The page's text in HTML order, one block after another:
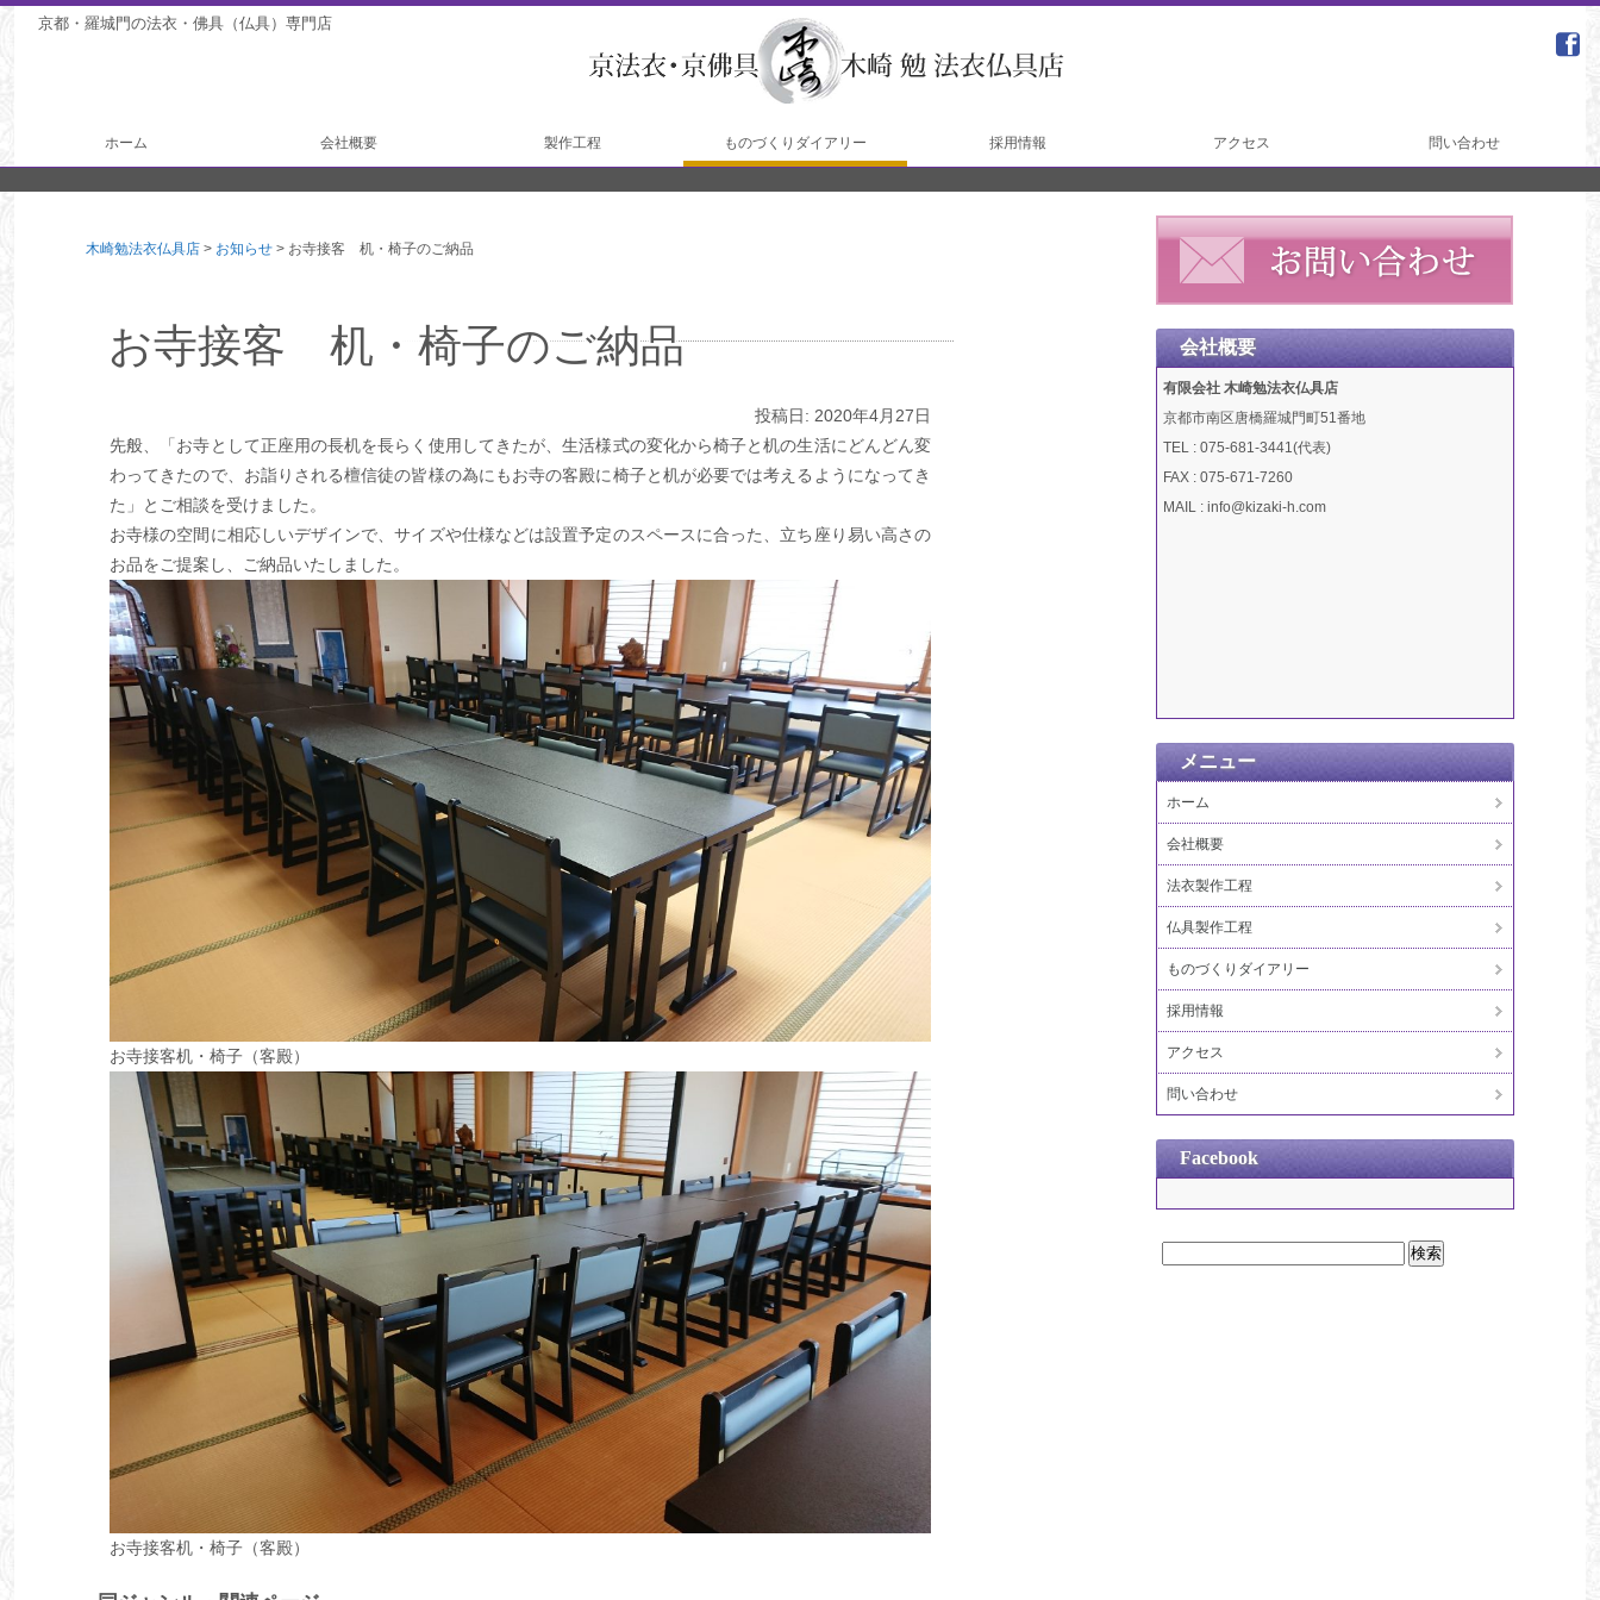
京都・羅城門の法衣・佛具（仏具）専門店
ホーム 会社概要 製作工程 ものづくりダイアリー 採用情報 アクセス 問い合わせ
木崎勉法衣仏具店 > お知らせ > お寺接客 机・椅子のご納品
お寺接客 机・椅子のご納品
投稿日: 2020年4月27日
先般、「お寺として正座用の長机を長らく使用してきたが、生活様式の変化から椅子と机の生活にどんどん変
わってきたので、お詣りされる檀信徒の皆様の為にもお寺の客殿に椅子と机が必要では考えるようになってき
た」とご相談を受けました。
お寺様の空間に相応しいデザインで、サイズや仕様などは設置予定のスペースに合った、立ち座り易い高さの
お品をご提案し、ご納品いたしました。
お寺接客机・椅子（客殿）
お寺接客机・椅子（客殿）
会社概要
有限会社 木崎勉法衣仏具店
京都市南区唐橋羅城門町51番地
TEL : 075-681-3441(代表)
FAX : 075-671-7260
MAIL : info@kizaki-h.com
メニュー
ホーム
会社概要
法衣製作工程
仏具製作工程
ものづくりダイアリー
採用情報
アクセス
問い合わせ
Facebook